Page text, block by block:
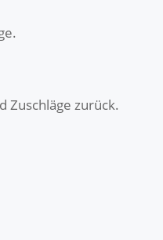
Zuschläge zurück.